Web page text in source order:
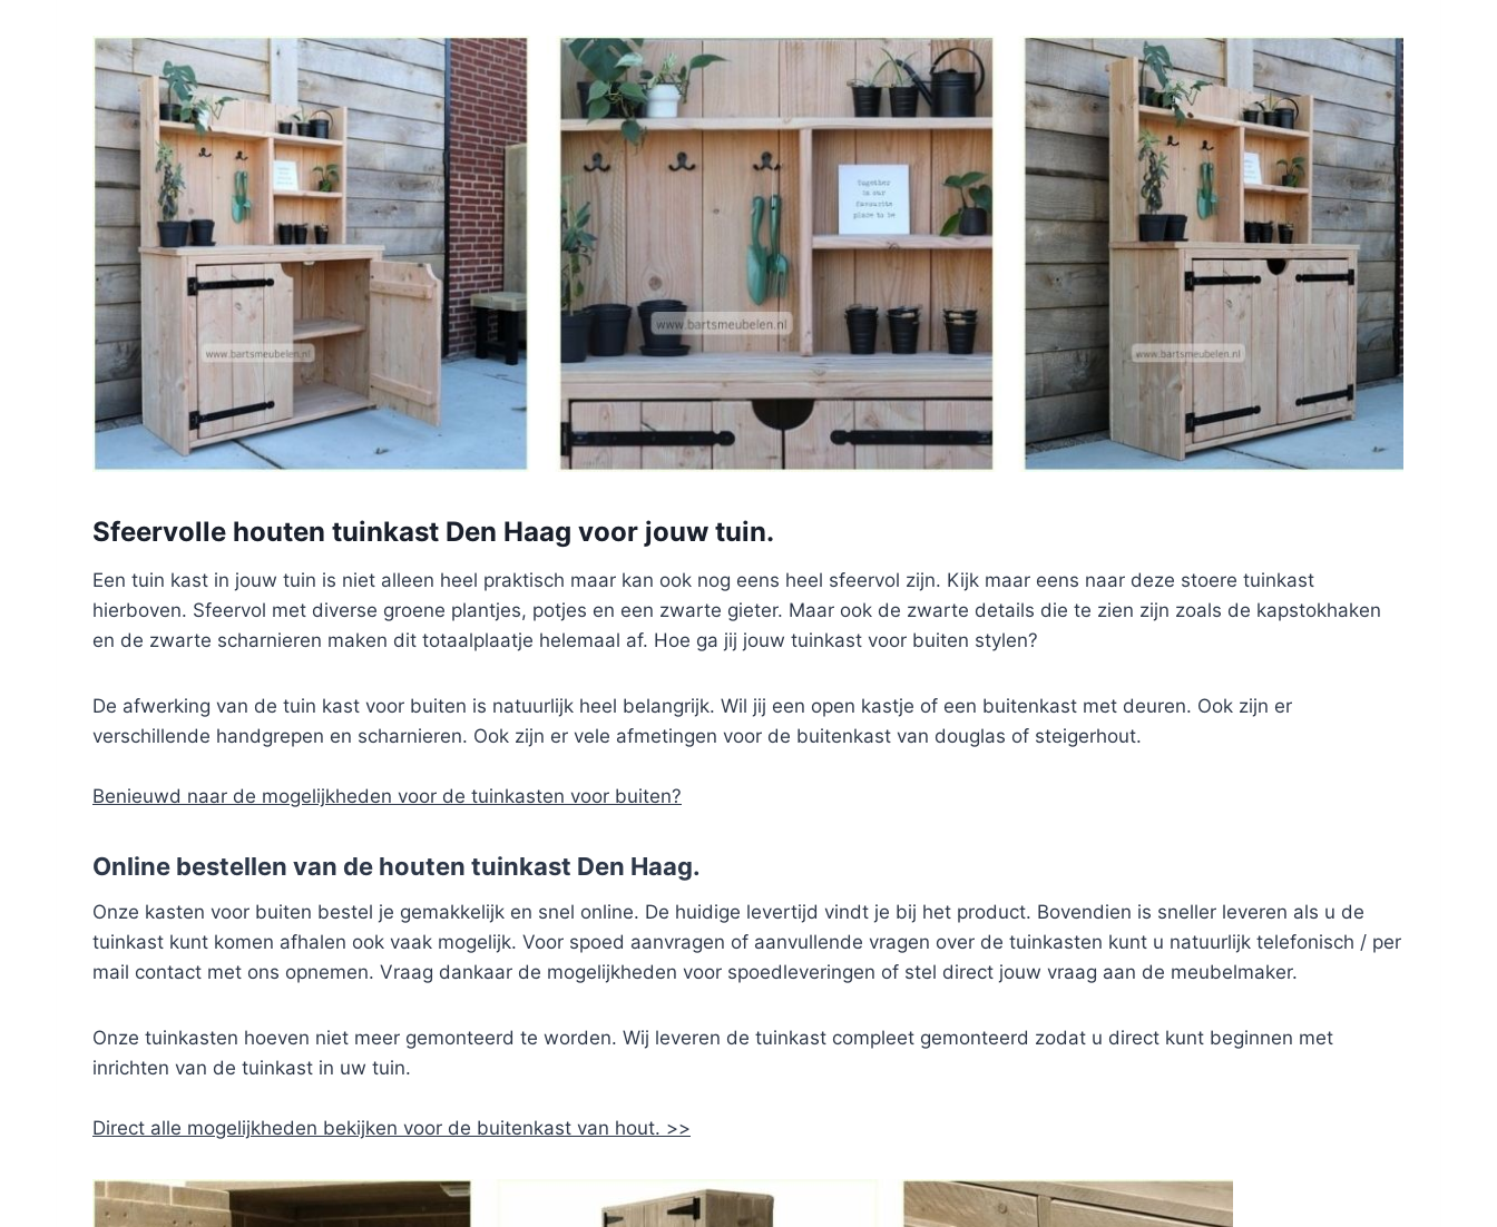
Sfeervolle houten tuinkast Den Haag voor jouw tuin.
Een tuin kast in jouw tuin is niet alleen heel praktisch maar kan ook nog eens heel sfeervol zijn. Kijk maar eens naar deze stoere tuinkast
hierboven. Sfeervol met diverse groene plantjes, potjes en een zwarte gieter. Maar ook de zwarte details die te zien zijn zoals de kapstokhaken
en de zwarte scharnieren maken dit totaalplaatje helemaal af. Hoe ga jij jouw tuinkast voor buiten stylen?
De afwerking van de tuin kast voor buiten is natuurlijk heel belangrijk. Wil jij een open kastje of een buitenkast met deuren. Ook zijn er
verschillende handgrepen en scharnieren. Ook zijn er vele afmetingen voor de buitenkast van douglas of steigerhout.
Benieuwd naar de mogelijkheden voor de tuinkasten voor buiten?
Online bestellen van de houten tuinkast Den Haag.
Onze kasten voor buiten bestel je gemakkelijk en snel online. De huidige levertijd vindt je bij het product. Bovendien is sneller leveren als u de
tuinkast kunt komen afhalen ook vaak mogelijk. Voor spoed aanvragen of aanvullende vragen over de tuinkasten kunt u natuurlijk telefonisch / per
mail contact met ons opnemen. Vraag dankaar de mogelijkheden voor spoedleveringen of stel direct jouw vraag aan de meubelmaker.
Onze tuinkasten hoeven niet meer gemonteerd te worden. Wij leveren de tuinkast compleet gemonteerd zodat u direct kunt beginnen met
inrichten van de tuinkast in uw tuin.
Direct alle mogelijkheden bekijken voor de buitenkast van hout. >>